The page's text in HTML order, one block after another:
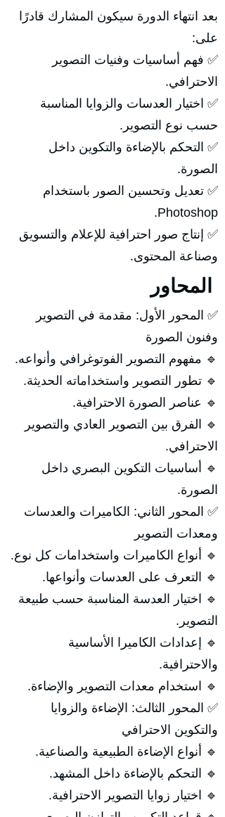
بعد انتهاء الدورة سيكون المشارك قادرًا
على:
✅ فهم أساسيات وفنيات التصوير
الاحترافي.
✅ اختيار العدسات والزوايا المناسبة
حسب نوع التصوير.
✅ التحكم بالإضاءة والتكوين داخل
الصورة.
✅ تعديل وتحسين الصور باستخدام
Photoshop.
✅ إنتاج صور احترافية للإعلام والتسويق
وصناعة المحتوى.
✅ المحور الأول: مقدمة في التصوير
وفنون الصورة
🔹 مفهوم التصوير الفوتوغرافي وأنواعه.
🔹 تطور التصوير واستخداماته الحديثة.
🔹 عناصر الصورة الاحترافية.
🔹 الفرق بين التصوير العادي والتصوير
الاحترافي.
🔹 أساسيات التكوين البصري داخل
الصورة.
✅ المحور الثاني: الكاميرات والعدسات
ومعدات التصوير
🔹 أنواع الكاميرات واستخدامات كل نوع.
🔹 التعرف على العدسات وأنواعها.
🔹 اختيار العدسة المناسبة حسب طبيعة
التصوير.
🔹 إعدادات الكاميرا الأساسية
والاحترافية.
🔹 استخدام معدات التصوير والإضاءة.
✅ المحور الثالث: الإضاءة والزوايا
والتكوين الاحترافي
🔹 أنواع الإضاءة الطبيعية والصناعية.
🔹 التحكم بالإضاءة داخل المشهد.
🔹 اختيار زوايا التصوير الاحترافية.